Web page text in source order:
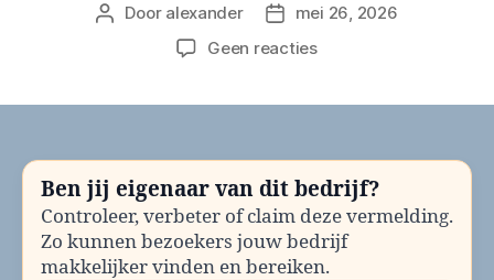
Berichtauteur
Door alexander Berichtdatum
mei 26, 2026
Geen reactiesop
bellen?
Telefoonnummer
en
contactinformatie
Ben jij eigenaar van dit bedrijf?
Controleer, verbeter of claim deze vermelding.
Zo kunnen bezoekers jouw bedrijf
makkelijker vinden en bereiken.